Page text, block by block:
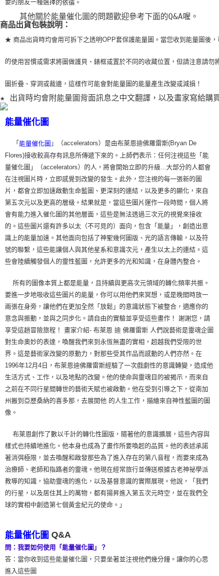
要的朋友一種選擇的依循。
    其他關於能量催化圖的問題歡迎參考下面的Q&A喔。
商品出貨包裝說明：
★ 商品出貨時均會用可拆下之透明OPP套保護能量圖。當您收到能量圖後，
的使用習慣或需求將圖做護貝、錶框或置於不同的收藏位置，但請注意請勿
圖折疊、穿洞或裁邊，這樣作可能會對能量圖的能量產生改變或減損！
★ 出貨時均會附能量圖背面訊息之中文翻譯，以及畫家寫給購
能量催化圖
「 能量催化圖 」（accelerators）是由布萊恩迪佛羅雷斯(Bryan De
Flores)接收較高存有訊息所傳遞下來的。上師們表示：任何注視這些「能
量催化圖」（accelerators）的人，將會開始立即的升級...大部分的人都會
在注視圖片時，立即感覺到改變的發生。此外，您注視的每一張新的圖
片，都會立即加速啟動生命藍圖、更深刻的連結，以及更多的顯化，來自
第五次元以及更高的層級。結果就是，當這些圖片運作一段時間，個人將
會有能力進入催化圖的其他層面，這些是無法透過三次元的視覺來接收
的。這些圖片還有許多以太（不可見的）面向，包含「能量」，創造出意
識上的能量加速。其他面向包括了神聖幾何圖版、光的語言傳輸，以及符
號的聯繫，這些能讓個人與其他星系和意識次元，產生以太上的連結。這
些會陸續觸發個人的靈性藍圖，允許更多的光和知識，在身體內整合。
所有的圖像本質上都是能量，且持續與更高次元領域的轉化頻率共振。
要進一步地吸收這些圖片的能量，你可以用他們來冥想，或是晚間時放一
兩張在身旁，讓他們在更加全然「放鬆」的意識狀態下被整合，適應你的
意念與振動，並與之同步化。請自由的實驗並享受這些畫作！ 謝謝您，請
享受這趟冒險旅程！ 畫家介紹- 布萊恩 迪 佛羅雷斯 人們說藝術是靈魂企圖
對生命奧妙的表達，喚醒我們來到永恆無盡的實相，超越我們受限的世
界。這是藝術家改變的原動力，對那些受其作品而感動的人們亦然。在
1996年12月4日，布萊恩迪佛羅雷斯經驗了一次戲劇性的意識轉變，造成他
生活方式、工作，以及地點的改變。他的使命與靈魂目的被揭示，而來自
之前在不同行星間轉世的藝術天賦也被啟動。他在受到引導之下，從南加
州搬到亞歷桑納的喜多那，去展開他 的人生工作，描繪來自神性藍圖的圖
像。
布萊恩創作了數以千計的轉化性圖版，隨著他的意識擴展，這些內容與
樣式也持續地進化。他本身也成為了畫作所要喚起的品質。他的表述承諾
著消弭極限，並去喚醒和啟發那些為了進入存在的第八音程，而要來成為
治療師、老師和指路者的靈魂。他現在經常旅行並傳送根據古老神祕學派
教導的知識，協助靈魂的進化，以及基督意識的實際展現。他說，「我們
的行星，以及居住其上的萬物，都有揚昇進入第五次元時空，並在我們全
球的實相中創造第七個黃金紀元的使命。」
能量催化圖 Q&A
問：我要如何使用「能量催化圖」？
答：當你收到這些能量催化圖，只要坐著並注視他們幾分鐘。讓你的心思
進入這些圖